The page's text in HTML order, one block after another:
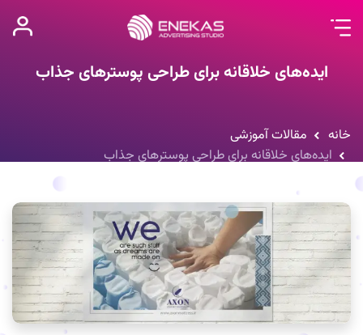
ایده‌های خلاقانه برای طراحی پوسترهای جذاب
خانه
مقالات آموزشی
ایده‌های خلاقانه برای طراحی پوسترهای جذاب